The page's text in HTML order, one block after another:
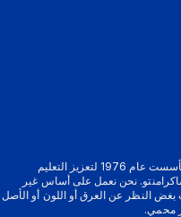
Child Action, Inc. هي مؤسسة خاصة غير ربحية تأسست عام 1976 لتعزيز التعليم
نحن نعمل على أساس غير
النظر عن العرق أو اللون أو الأصل
محمي.